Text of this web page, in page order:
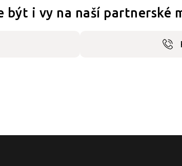
být i vy na naší partnerské